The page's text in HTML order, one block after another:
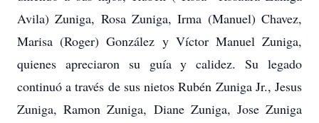
Avila) Zuniga, Rosa Zuniga, Irma (Manuel) Chavez,
Marisa (Roger) González y Víctor Manuel Zuniga,
quienes apreciaron su guía y calidez. Su legado
continuó a través de sus nietos Rubén Zuniga Jr., Jesus
Zuniga, Ramon Zuniga, Diane Zuniga, Jose Zuniga